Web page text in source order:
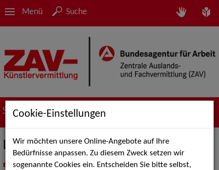
Menü Suche
Suche nach Künstler*innen
Lia M.
als PDF speichern
inMeine Merklistelegen
Cookie-Einstellungen
Wir möchten unsere Online-Angebote auf Ihre
Bedürfnisse anpassen. Zu diesem Zweck setzen wir
sogenannte Cookies ein. Entscheiden Sie bitte selbst,